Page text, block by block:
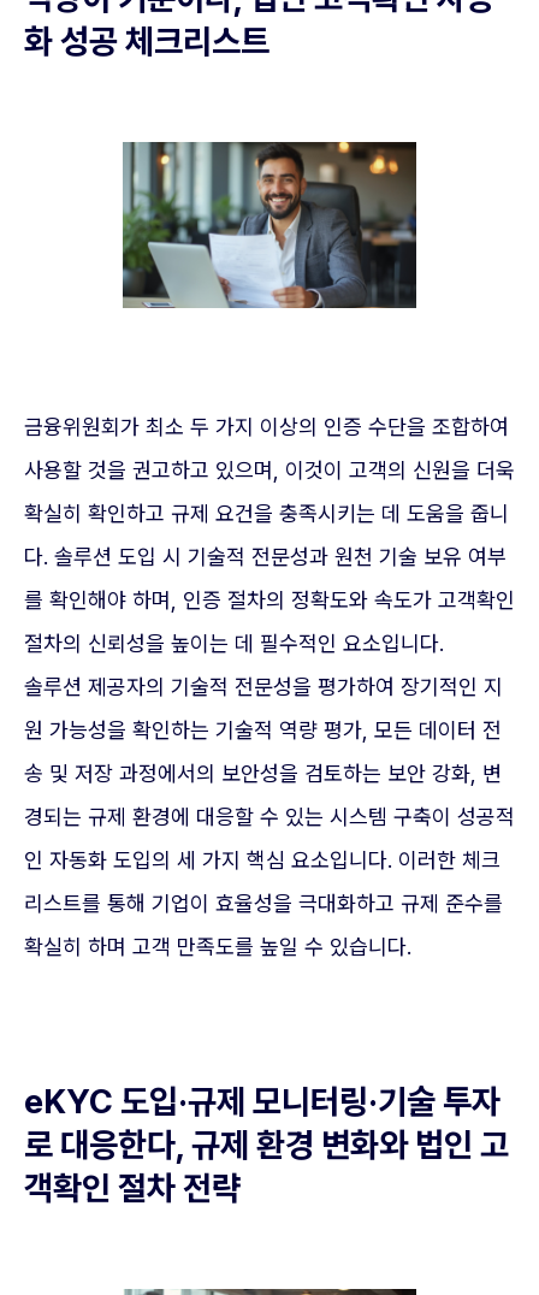
화 성공 체크리스트
금융위원회가 최소 두 가지 이상의 인증 수단을 조합하여
사용할 것을 권고하고 있으며, 이것이 고객의 신원을 더욱
확실히 확인하고 규제 요건을 충족시키는 데 도움을 줍니
다. 솔루션 도입 시 기술적 전문성과 원천 기술 보유 여부
를 확인해야 하며, 인증 절차의 정확도와 속도가 고객확인
절차의 신뢰성을 높이는 데 필수적인 요소입니다.
솔루션 제공자의 기술적 전문성을 평가하여 장기적인 지
원 가능성을 확인하는 기술적 역량 평가, 모든 데이터 전
송 및 저장 과정에서의 보안성을 검토하는 보안 강화, 변
경되는 규제 환경에 대응할 수 있는 시스템 구축이 성공적
인 자동화 도입의 세 가지 핵심 요소입니다. 이러한 체크
리스트를 통해 기업이 효율성을 극대화하고 규제 준수를
확실히 하며 고객 만족도를 높일 수 있습니다.
eKYC 도입·규제 모니터링·기술 투자
로 대응한다, 규제 환경 변화와 법인 고
객확인 절차 전략